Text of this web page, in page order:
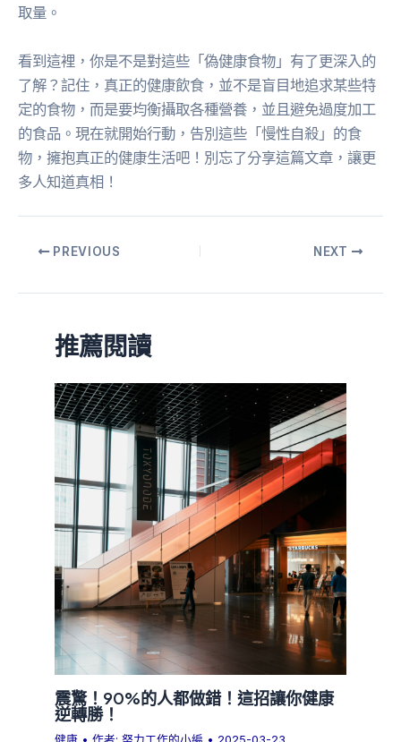
取量。
看到這裡，你是不是對這些「偽健康食物」有了更深入的
了解？記住，真正的健康飲食，並不是盲目地追求某些特
定的食物，而是要均衡攝取各種營養，並且避免過度加工
的食品。現在就開始行動，告別這些「慢性自殺」的食
物，擁抱真正的健康生活吧！別忘了分享這篇文章，讓更
多人知道真相！
PREVIOUS NEXT
推薦閱讀
震驚！90%的人都做錯！這招讓你健康
逆轉勝！